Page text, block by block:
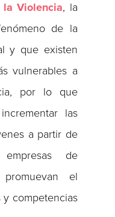
la Violencia, la
de la
y que existen
vulnerables a
por lo que
las
a partir de
de
el
competencias